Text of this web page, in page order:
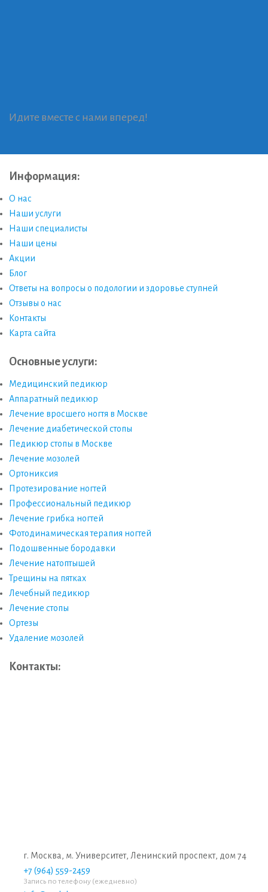
Идите вместе с нами вперед!
Информация:
О нас
Наши услуги
Наши специалисты
Наши цены
Акции
Блог
Ответы на вопросы о подологии и здоровье ступней
Отзывы о нас
Контакты
Карта сайта
Основные услуги:
Медицинский педикюр
Аппаратный педикюр
Лечение вросшего ногтя в Москве
Лечение диабетической стопы
Педикюр стопы в Москве
Лечение мозолей
Ортониксия
Протезирование ногтей
Профессиональный педикюр
Лечение грибка ногтей
Фотодинамическая терапия ногтей
Подошвенные бородавки
Лечение натоптышей
Трещины на пятках
Лечебный педикюр
Лечение стопы
Ортезы
Удаление мозолей
Контакты:
г. Москва, м. Университет, Ленинский проспект, дом 74
+7 (964) 559-2459
Запись по телефону (ежедневно)